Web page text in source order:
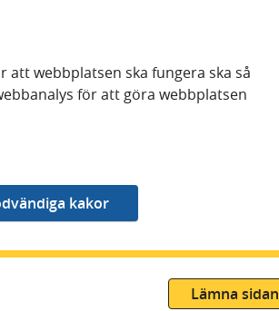
att webbplatsen ska fungera ska så
för att göra webbplatsen
Lämna sidan